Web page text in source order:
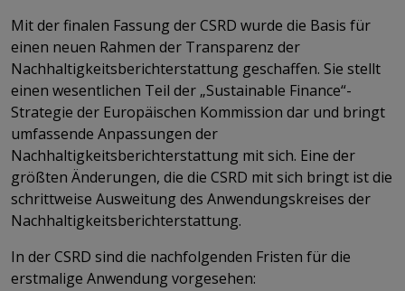
Mit der finalen Fassung der CSRD wurde die Basis für
einen neuen Rahmen der Transparenz der
Nachhaltigkeitsberichterstattung geschaffen. Sie stellt
einen wesentlichen Teil der „Sustainable Finance“-
Strategie der Europäischen Kommission dar und bringt
umfassende Anpassungen der
Nachhaltigkeitsberichterstattung mit sich. Eine der
größten Änderungen, die die CSRD mit sich bringt ist die
schrittweise Ausweitung des Anwendungskreises der
Nachhaltigkeitsberichterstattung.
In der CSRD sind die nachfolgenden Fristen für die
erstmalige Anwendung vorgesehen: